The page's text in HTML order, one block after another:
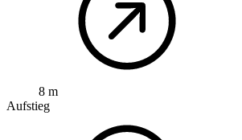
8 m
Aufstieg